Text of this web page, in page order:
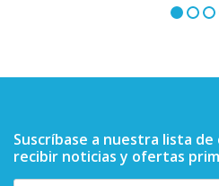
Suscríbase a nuestra lista
recibir noticias y ofertas